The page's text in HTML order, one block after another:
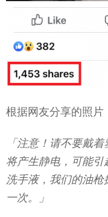
根据网友分享的照片
「注意！请不要戴
将产生静电，可能
洗手液，我们的油
一次。」